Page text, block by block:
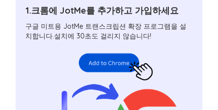
1.크롬에 JotMe를 추가하고 가입하세요
구글 미트용 JotMe 트랜스크립션 확장 프로그램을 설
치합니다.설치에 30초도 걸리지 않습니다!